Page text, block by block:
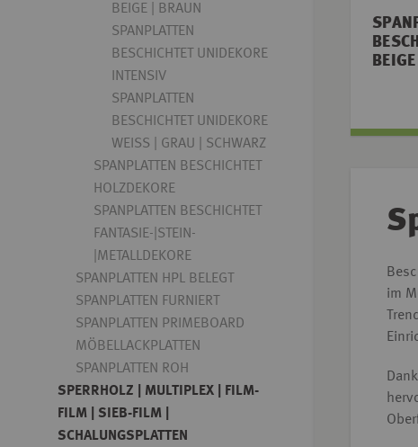
im
BEIGE | BRAUN
SPANPLATTEN
BESCHICHTET UNIDEKORE
INTENSIV
SPANPLATTEN
BESCHICHTET UNIDEKORE
WEISS | GRAU | SCHWARZ
SPANPLATTEN BESCHICHTET
HOLZDEKORE
SPANPLATTEN BESCHICHTET
FANTASIE-|STEIN-
|METALLDEKORE
SPANPLATTEN HPL BELEGT
SPANPLATTEN FURNIERT
SPANPLATTEN PRIMEBOARD
MÖBELLACKPLATTEN
SPANPLATTEN ROH
SPERRHOLZ | MULTIPLEX | FILM-
FILM | SIEB-FILM |
SCHALUNGSPLATTEN